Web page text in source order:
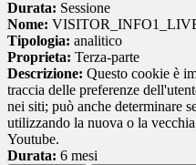
Durata: Sessione
Nome:
Tipologia: analitico
Proprieta: Terza-parte
Descrizione: Questo cookie è
traccia delle preferenze
nei siti; può anche determinare
utilizzando la nuova o la
Youtube.
Durata: 6 mesi